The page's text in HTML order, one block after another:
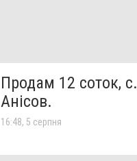
Продам 12 соток, с.
Анісов.
16:48, 5 серпня